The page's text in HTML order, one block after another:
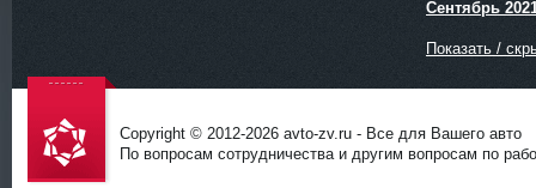
Сентябрь
Показать /
Copyright © 2012-2026 avto-zv.ru - Все для Вашего авто
По вопросам сотрудничества и другим вопросам по